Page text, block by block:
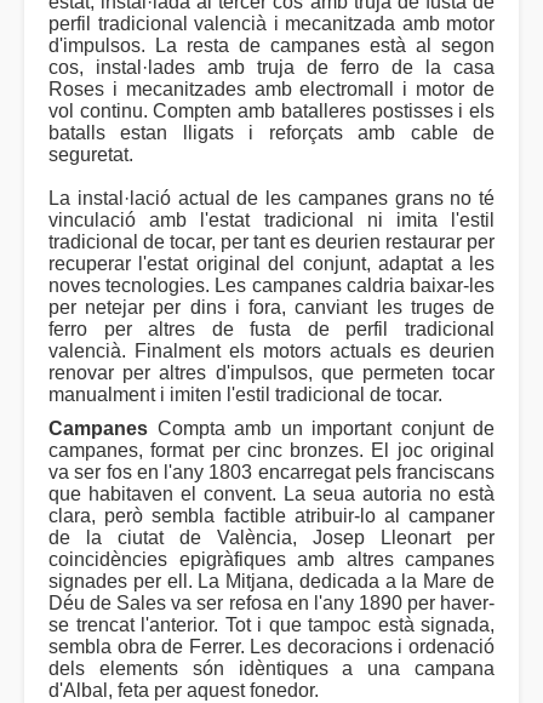
perfil tradicional valencià i mecanitzada amb motor
d'impulsos. La resta de campanes està al segon
cos, instal·lades amb truja de ferro de la casa
Roses i mecanitzades amb electromall i motor de
vol continu. Compten amb batalleres postisses i els
batalls estan lligats i reforçats amb cable de
seguretat.
La instal·lació actual de les campanes grans no té
vinculació amb l'estat tradicional ni imita l'estil
tradicional de tocar, per tant es deurien restaurar per
recuperar l'estat original del conjunt, adaptat a les
noves tecnologies. Les campanes caldria baixar-les
per netejar per dins i fora, canviant les truges de
ferro per altres de fusta de perfil tradicional
valencià. Finalment els motors actuals es deurien
renovar per altres d'impulsos, que permeten tocar
manualment i imiten l'estil tradicional de tocar.
Campanes Compta amb un important conjunt de
campanes, format per cinc bronzes. El joc original
va ser fos en l'any 1803 encarregat pels franciscans
que habitaven el convent. La seua autoria no està
clara, però sembla factible atribuir-lo al campaner
de la ciutat de València, Josep Lleonart per
coincidències epigràfiques amb altres campanes
signades per ell. La Mitjana, dedicada a la Mare de
Déu de Sales va ser refosa en l'any 1890 per haver-
se trencat l'anterior. Tot i que tampoc està signada,
sembla obra de Ferrer. Les decoracions i ordenació
dels elements són idèntiques a una campana
d'Albal, feta per aquest fonedor.